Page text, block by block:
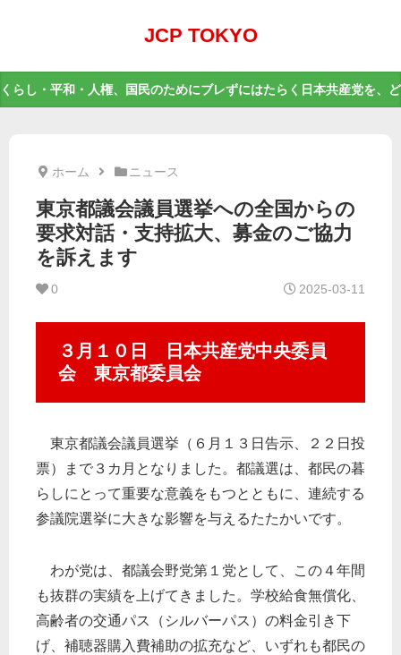
JCP TOKYO
くらし・平和・人権、国民のためにブレずにはたらく日本共産党を、
ホーム ニュース
東京都議会議員選挙への全国からの
要求対話・支持拡大、募金のご協力
を訴えます
0 2025-03-11
３月１０日 日本共産党中央委員
会 東京都委員会
東京都議会議員選挙（６月１３日告示、２２日投
票）まで３カ月となりました。都議選は、都民の暮
らしにとって重要な意義をもつとともに、連続する
参議院選挙に大きな影響を与えるたたかいです。
わが党は、都議会野党第１党として、この４年間
も抜群の実績を上げてきました。学校給食無償化、
高齢者の交通パス（シルバーパス）の料金引き下
げ、補聴器購入費補助の拡充など、いずれも都民の